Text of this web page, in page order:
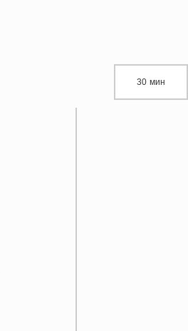
30 мин